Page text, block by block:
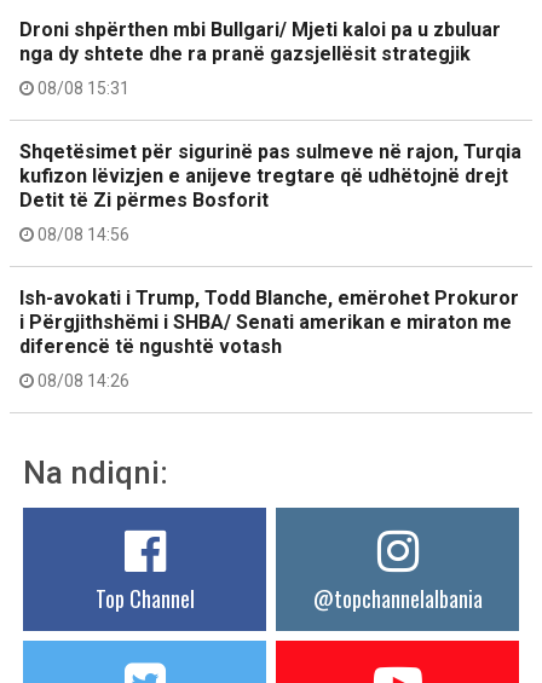
Droni shpërthen mbi Bullgari/ Mjeti kaloi pa u zbuluar
nga dy shtete dhe ra pranë gazsjellësit strategjik
08/08 15:31
Shqetësimet për sigurinë pas sulmeve në rajon, Turqia
kufizon lëvizjen e anijeve tregtare që udhëtojnë drejt
Detit të Zi përmes Bosforit
08/08 14:56
Ish-avokati i Trump, Todd Blanche, emërohet Prokuror
i Përgjithshëmi i SHBA/ Senati amerikan e miraton me
diferencë të ngushtë votash
08/08 14:26
Na ndiqni:
Top Channel @topchannelalbania